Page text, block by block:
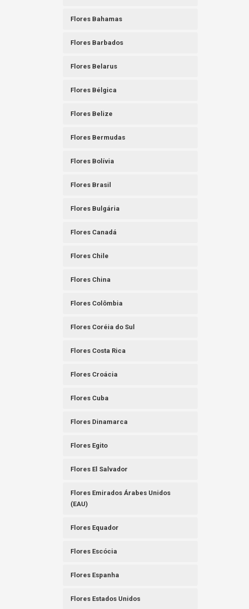
Flores Bahamas
Flores Barbados
Flores Belarus
Flores Bélgica
Flores Belize
Flores Bermudas
Flores Bolívia
Flores Brasil
Flores Bulgária
Flores Canadá
Flores Chile
Flores China
Flores Colômbia
Flores Coréia do Sul
Flores Costa Rica
Flores Croácia
Flores Cuba
Flores Dinamarca
Flores Egito
Flores El Salvador
Flores Emirados Árabes Unidos
(EAU)
Flores Equador
Flores Escócia
Flores Espanha
Flores Estados Unidos